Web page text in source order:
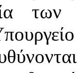
των